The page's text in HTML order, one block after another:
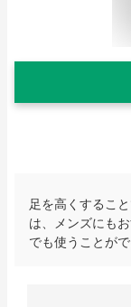
足を高くするこ
は、メンズにも
でも使うことが